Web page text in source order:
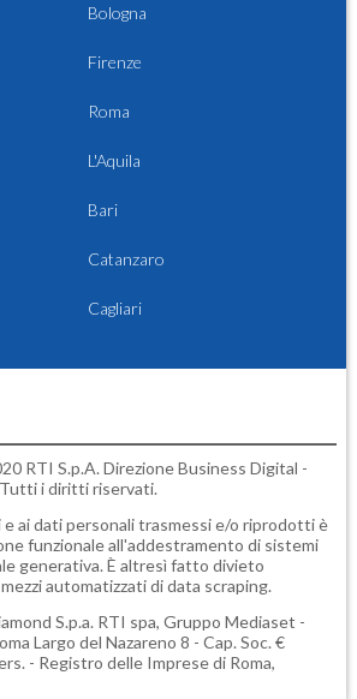
Bologna
Firenze
Roma
L'Aquila
Bari
Catanzaro
Cagliari
RTI S.p.A. Direzione Business Digital -
i diritti riservati.
ai dati personali trasmessi e/o riprodotti è
funzionale all'addestramento di sistemi
generativa. È altresì fatto divieto
automatizzati di data scraping.
S.p.a. RTI spa, Gruppo Mediaset -
Largo del Nazareno 8 - Cap. Soc. €
- Registro delle Imprese di Roma,